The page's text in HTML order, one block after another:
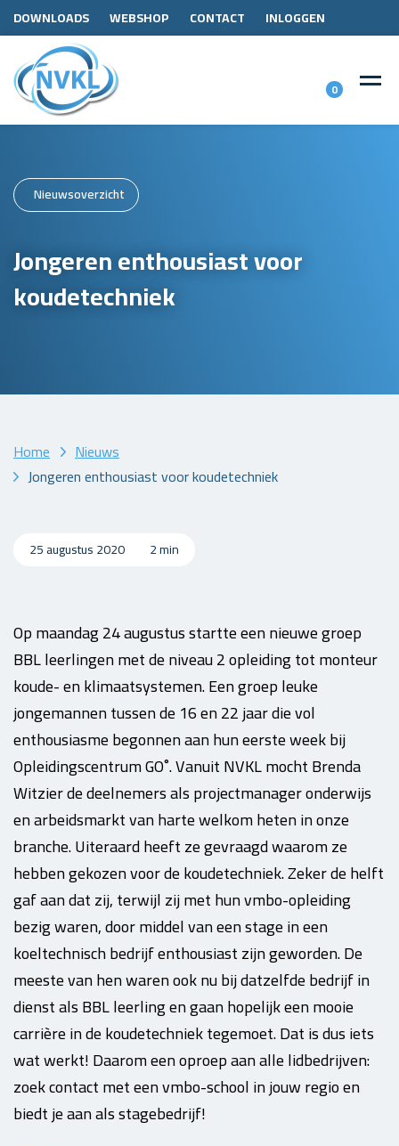
DOWNLOADS WEBSHOP CONTACT INLOGGEN
0
Nieuwsoverzicht
Jongeren enthousiast voor
koudetechniek
Home
Nieuws
Jongeren enthousiast voor koudetechniek
25 augustus 2020 2 min
Op maandag 24 augustus startte een nieuwe groep
BBL leerlingen met de niveau 2 opleiding tot monteur
koude- en klimaatsystemen. Een groep leuke
jongemannen tussen de 16 en 22 jaar die vol
enthousiasme begonnen aan hun eerste week bij
Opleidingscentrum GO˚. Vanuit NVKL mocht Brenda
Witzier de deelnemers als projectmanager onderwijs
en arbeidsmarkt van harte welkom heten in onze
branche. Uiteraard heeft ze gevraagd waarom ze
hebben gekozen voor de koudetechniek. Zeker de helft
gaf aan dat zij, terwijl zij met hun vmbo-opleiding
bezig waren, door middel van een stage in een
koeltechnisch bedrijf enthousiast zijn geworden. De
meeste van hen waren ook nu bij datzelfde bedrijf in
dienst als BBL leerling en gaan hopelijk een mooie
carrière in de koudetechniek tegemoet. Dat is dus iets
wat werkt! Daarom een oproep aan alle lidbedrijven:
zoek contact met een vmbo-school in jouw regio en
biedt je aan als stagebedrijf!